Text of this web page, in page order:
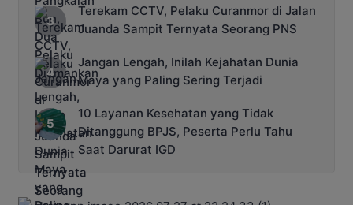
Terekam CCTV, Pelaku Curanmor di Jalan
Juanda Sampit Ternyata Seorang PNS
Jangan Lengah, Inilah Kejahatan Dunia
Maya yang Paling Sering Terjadi
10 Layanan Kesehatan yang Tidak
Ditanggung BPJS, Peserta Perlu Tahu
Saat Darurat IGD